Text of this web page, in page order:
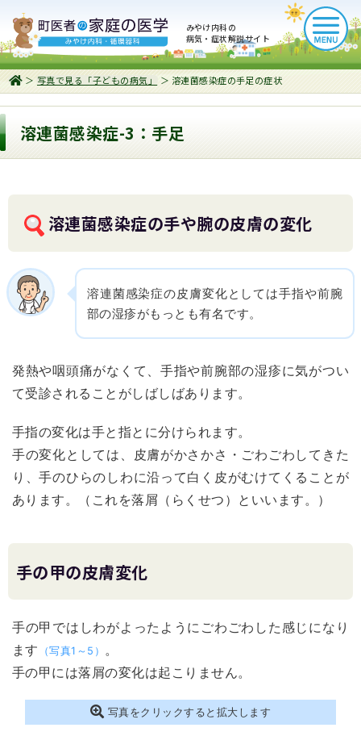
みやけ内科の
病気・症状解説サイト
＞写真で見る「子どもの病気」 ＞ 溶連菌感染症の手足の症状
溶連菌感染症-3：手足
溶連菌感染症の手や腕の皮膚の変化
溶連菌感染症の皮膚変化としては手指や前腕
部の湿疹がもっとも有名です。
発熱や咽頭痛がなくて、手指や前腕部の湿疹に気がつい
て受診されることがしばしばあります。
手指の変化は手と指とに分けられます。
手の変化としては、皮膚がかさかさ・ごわごわしてきた
り、手のひらのしわに沿って白く皮がむけてくることが
あります。（これを落屑（らくせつ）といいます。）
手の甲の皮膚変化
手の甲ではしわがよったようにごわごわした感じになり
ます
（写真1～5） 。
手の甲には落屑の変化は起こりません。
写真をクリックすると拡大します